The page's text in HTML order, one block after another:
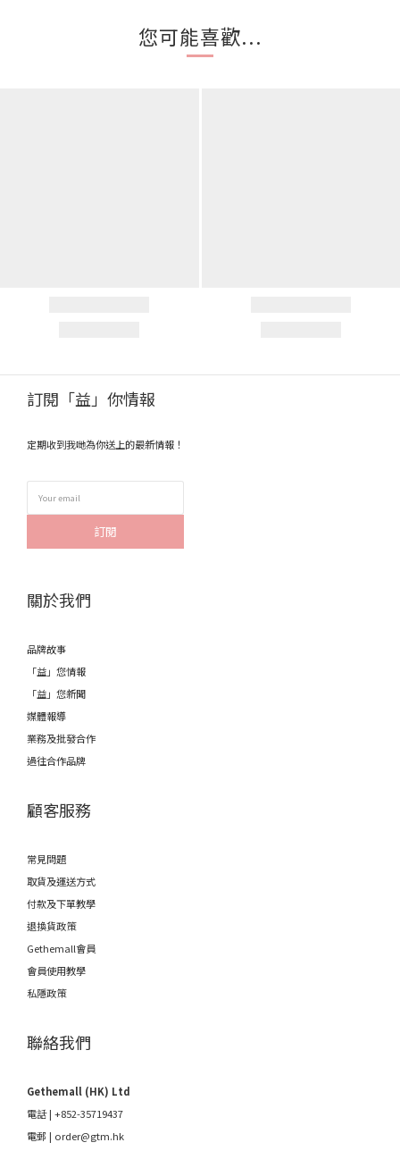
您可能喜歡...
訂閱「益」你情報
定期收到我哋為你送上的最新情報！
訂閱
關於我們
品牌故事
「益」您情報
「益」您新聞
媒體報導
業務及批發合作
過往合作品牌
顧客服務
常見問題
取貨及運送方式
付款及下單教學
退換貨政策
Gethemall會員
會員使用教學
私隱政策
聯絡我們
Gethemall (HK) Ltd
電話 | +852-35719437
電郵 | order@gtm.hk